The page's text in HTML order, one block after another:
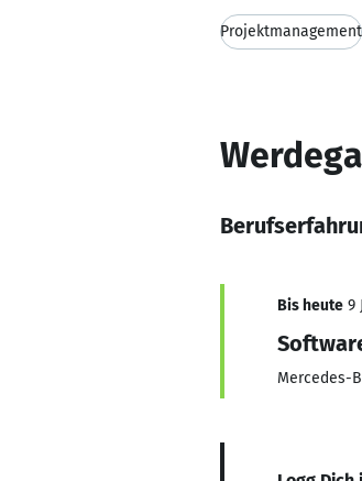
Projektmanagement
Bis heute 9
Mercedes-